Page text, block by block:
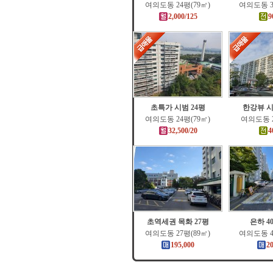
여의도동 24평(79㎡)
2,000/125
여의도동
초특가 시범 24평
여의도동 24평(79㎡)
32,500/20
한강뷰
여의도동
초역세권 목화 27평
여의도동 27평(89㎡)
195,000
은하
여의도동